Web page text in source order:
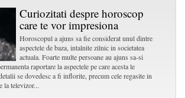
Curiozitati despre horoscop
care te vor impresiona
Horoscopul a ajuns sa fie considerat unul dintre
aspectele de baza, intalnite zilnic in societatea
actuala. Foarte multe persoane au ajuns sa-si
raportare la aspectele pe care acesta le
se dovedesc a fi inflorite, precum cele regasite in
la televizor...